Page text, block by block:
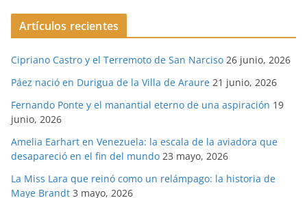
Artículos recientes
Cipriano Castro y el Terremoto de San Narciso 26 junio, 2026
Páez nació en Durigua de la Villa de Araure 21 junio, 2026
Fernando Ponte y el manantial eterno de una aspiración 19
junio, 2026
Amelia Earhart en Venezuela: la escala de la aviadora que
desapareció en el fin del mundo 23 mayo, 2026
La Miss Lara que reinó como un relámpago: la historia de
Maye Brandt 3 mayo, 2026